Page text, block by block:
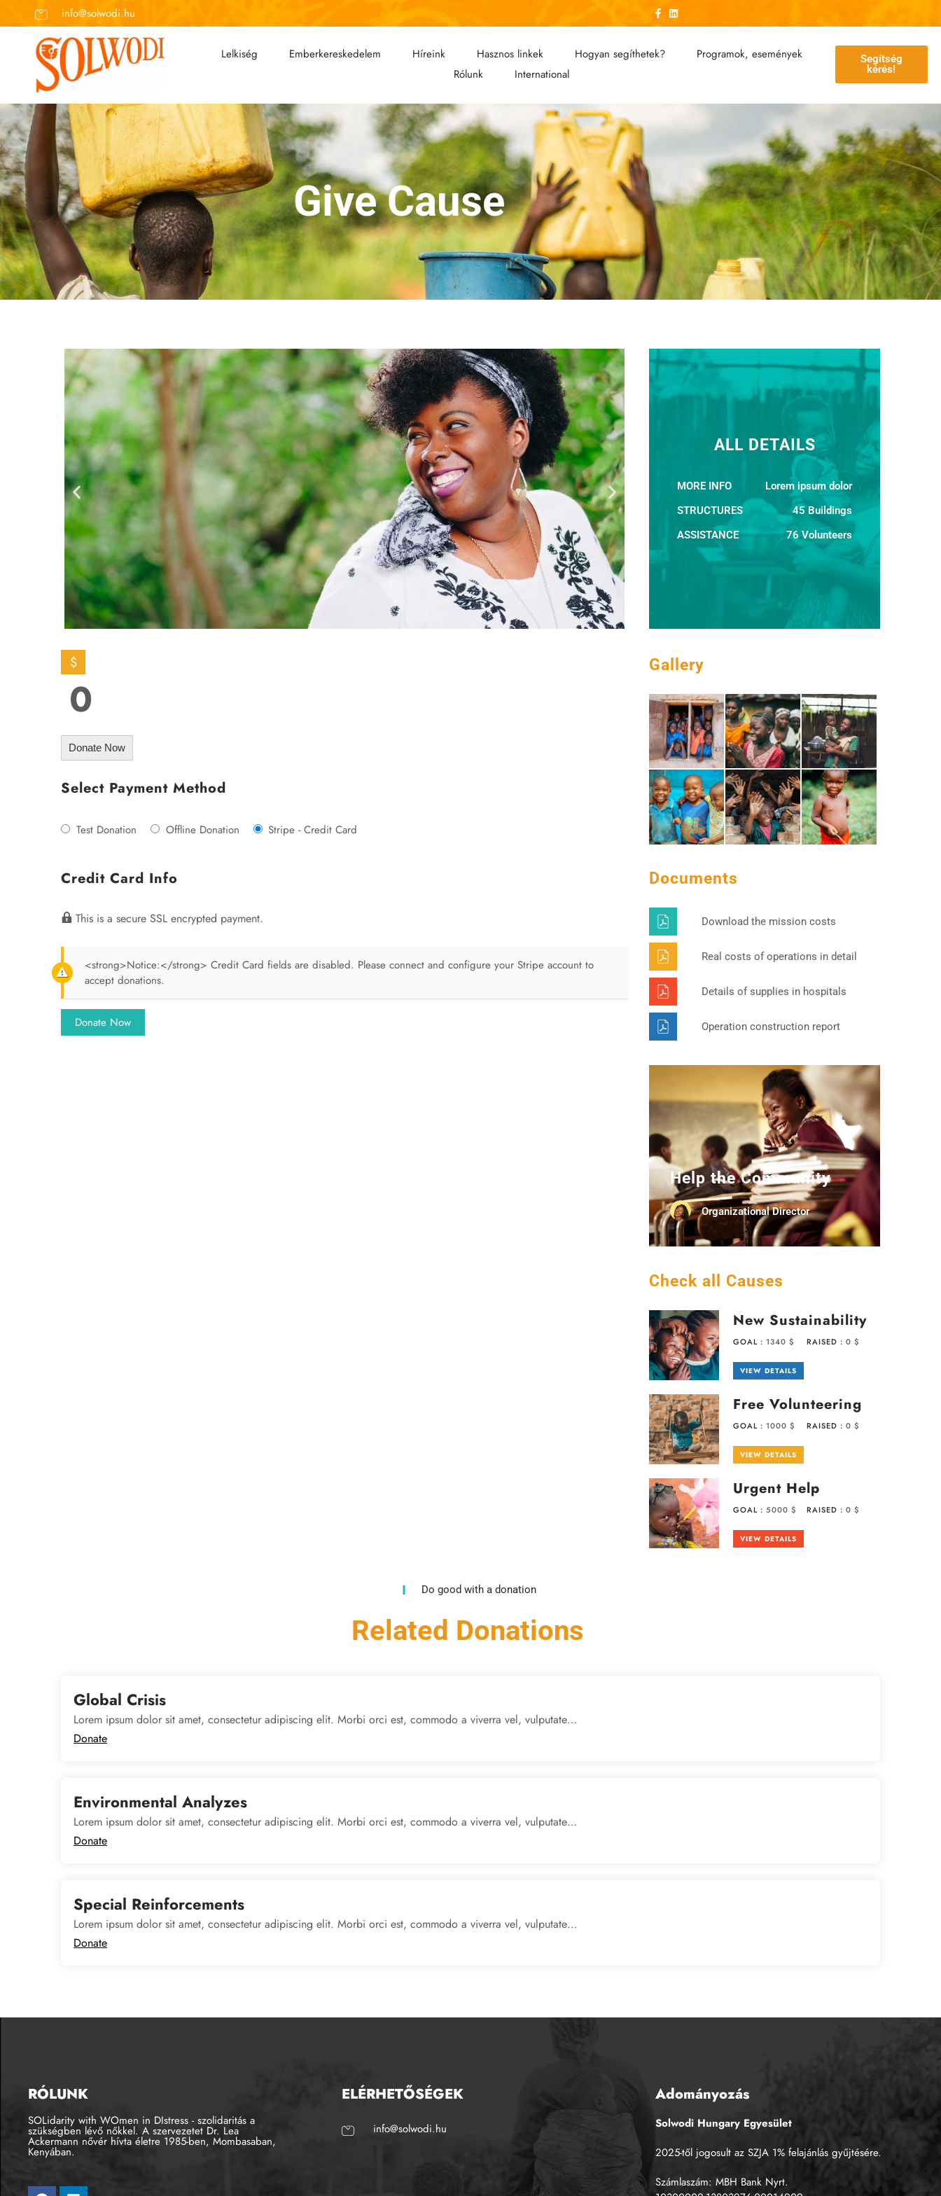
info@solwodi.hu
Lelkiség Emberkereskedelem Híreink Hasznos linkek Hogyan segíthetek?
Programok, események
Rólunk
International
Segítség
kérés!
Give Cause
ALL DETAILS
MORE INFO
Lorem ipsum dolor
STRUCTURES
45 Buildings
ASSISTANCE
76 Volunteers
$
0
Donate Now
Select Payment Method
Test Donation Offline Donation Stripe - Credit Card
Credit Card Info
This is a secure SSL encrypted payment.
<strong>Notice:</strong> Credit Card fields are disabled. Please connect and configure your Stripe account to
accept donations.
Gallery
Documents
Download the mission costs
Real costs of operations in detail
Details of supplies in hospitals
Operation construction report
Help the Community
Organizational Director
Check all Causes
New Sustainability
GOAL : 1340 $ RAISED : 0 $
VIEW DETAILS
Free Volunteering
GOAL : 1000 $ RAISED : 0 $
VIEW DETAILS
Urgent Help
GOAL : 5000 $ RAISED : 0 $
VIEW DETAILS
Do good with a donation
Related Donations
Global Crisis
Lorem ipsum dolor sit amet, consectetur adipiscing elit. Morbi orci est, commodo a viverra vel, vulputate…
Donate
Environmental Analyzes
Lorem ipsum dolor sit amet, consectetur adipiscing elit. Morbi orci est, commodo a viverra vel, vulputate…
Donate
Special Reinforcements
Lorem ipsum dolor sit amet, consectetur adipiscing elit. Morbi orci est, commodo a viverra vel, vulputate…
Donate
RÓLUNK
SOLidarity with WOmen in DIstress - szolidaritás a
szükségben lévő nőkkel. A szervezetet Dr. Lea
Ackermann nővér hívta életre 1985-ben, Mombasaban,
Kenyában.
ELÉRHETŐSÉGEK
info@solwodi.hu
Adományozás
Solwodi Hungary Egyesület
2025-től jogosult az SZJA 1% felajánlás gyűjtésére.
Számlaszám: MBH Bank Nyrt.